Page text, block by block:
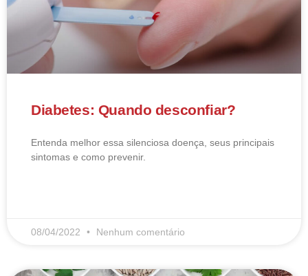
Diabetes: Quando desconfiar?
Entenda melhor essa silenciosa doença, seus principais
sintomas e como prevenir.
08/04/2022 Nenhum comentário